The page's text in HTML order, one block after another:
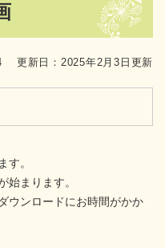
更新日：2025年2月3日更新
す。
始まります。
ウンロードにお時間がかか